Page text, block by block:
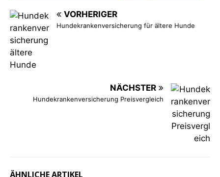
VORHERIGER
Hundekrankenversicherung für ältere Hunde
NÄCHSTER
Hundekrankenversicherung Preisvergleich
ÄHNLICHE ARTIKEL